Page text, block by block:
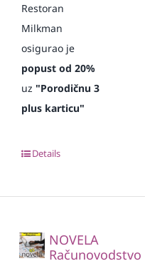
Restoran
Milkman
osigurao je
popust od 20%
uz"Porodičnu 3
plus karticu"
Details
NOVELA
Računovodstvo